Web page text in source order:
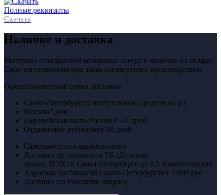
Полные реквизиты
Скачать
Наличие и доставка
Материал стандартной колеровки всегда в наличие на складе.
Срок изготовления под заказ согласуется с производством.
Ориентировочные сроки доставки
Санкт-Петербургпо поступлению средств на р/с
Москва2 дня
Европейская часть России4 – 6 дней
Отдаленные регионыот 10 дней
Самовывоз со кладабесплатно
Доставка до терминала ТК (Деловые
линии, ПЭК) в Санкт-Петербурге до 1,5 тоннбесплатно
Адресная доставка по Санкт-Петербургуот 3 000 руб
Доставка по Россиипо запросу